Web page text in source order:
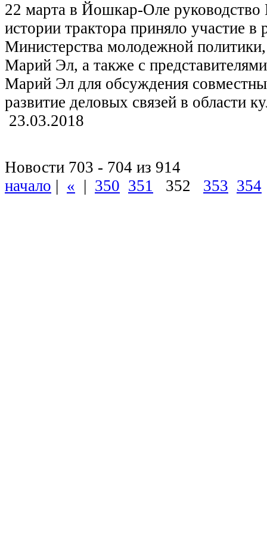
22 марта в Йошкар-Оле руководство
истории трактора приняло участие в
Министерства молодежной
Марий Эл, а также с
Марий Эл для обсуждения
развитие деловых связей в области
23.03.2018
Новости 703 - 704 из 914
начало | « | 350 351 352 353 354